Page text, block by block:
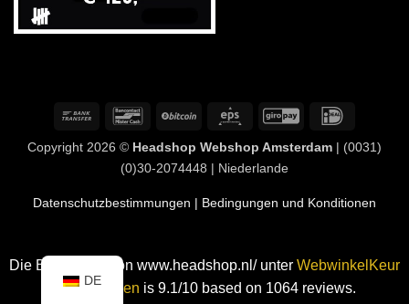
Banküberweisung
BancontactBitCoin Eps GiroPay
Copyright 2026 © Headshop Webshop Amsterdam | (0031)
(0)30-2074448 | Niederlande
Datenschutzbestimmungen | Bedingungen und Konditionen
Die Bewertung von www.headshop.nl/ unter WebwinkelKeur
Bewertungen is 9.1/10 based on 1064 reviews.
DE